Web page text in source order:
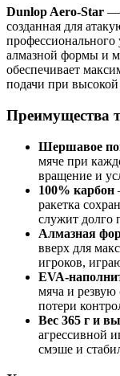
Dunlop Aero-Star —
созданная для
профессионального
алмазной формы и
обеспечивает
подачи при высокой
Преимущества
Шершавое
мяче при
вращение и
100% карбон
ракетка
служит долго
Алмазная
вверх для
игроков,
EVA-
мяча и резвую
потери
Вес 365 г и
агрессивной
смэше и